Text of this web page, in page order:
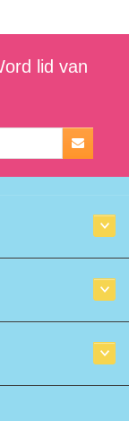
lid van